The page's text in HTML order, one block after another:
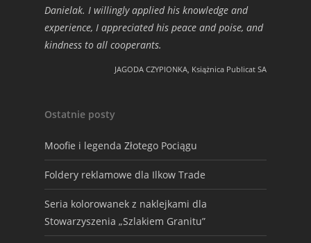
Danielak. I willingly applied his knowledge and
experience, I appreciated his peace and poise, and
kindness to all cooperants.
JAGODA CZYPIONKA, Książnica Publicat SA
Ostatnie posty
Moofie i legenda Złotego Pociągu
Foldery reklamowe dla Ilkow Trade
Seria kolorowanek z naklejkami dla
Stowarzyszenia „Szlakiem Granitu”